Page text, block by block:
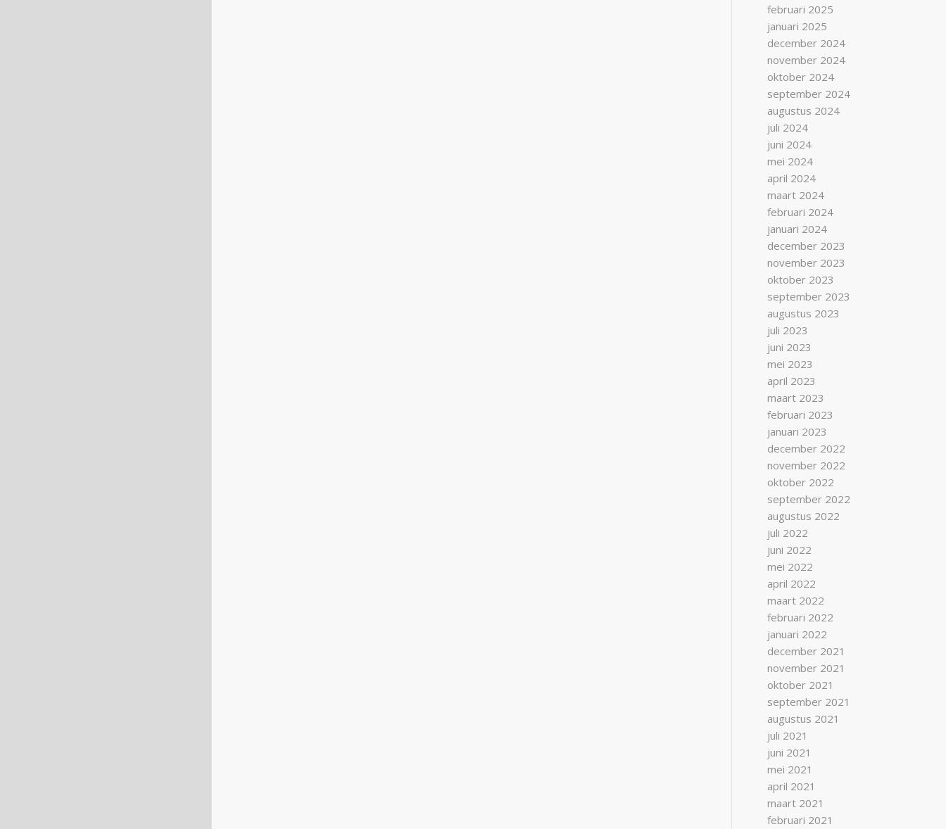
februari 2025
januari 2025
december 2024
november 2024
oktober 2024
september 2024
augustus 2024
juli 2024
juni 2024
mei 2024
april 2024
maart 2024
februari 2024
januari 2024
december 2023
november 2023
oktober 2023
september 2023
augustus 2023
juli 2023
juni 2023
mei 2023
april 2023
maart 2023
februari 2023
januari 2023
december 2022
november 2022
oktober 2022
september 2022
augustus 2022
juli 2022
juni 2022
mei 2022
april 2022
maart 2022
februari 2022
januari 2022
december 2021
november 2021
oktober 2021
september 2021
augustus 2021
juli 2021
juni 2021
mei 2021
april 2021
maart 2021
februari 2021